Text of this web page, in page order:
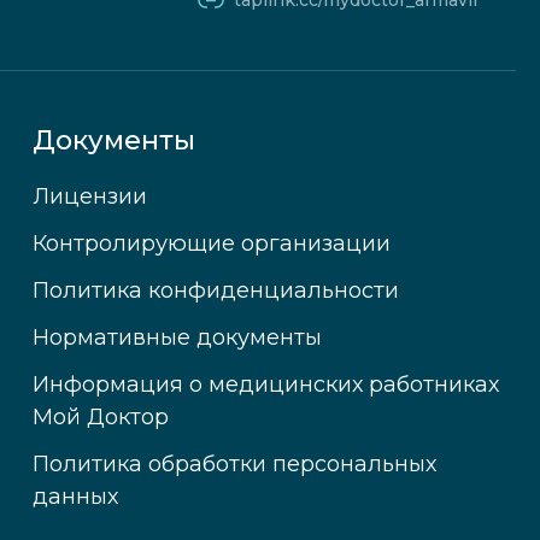
Документы
Лицензии
Контролирующие организации
Политика конфиденциальности
Нормативные документы
Информация о медицинских работниках
Мой Доктор
Политика обработки персональных
данных